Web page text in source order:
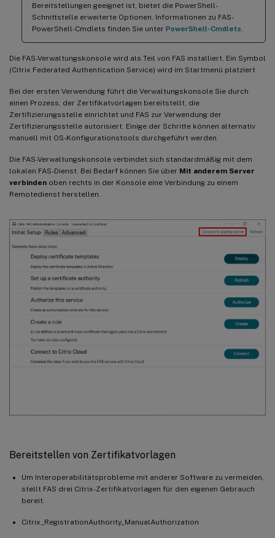
Bereitstellungen geeignet ist, bietet die PowerShell-
Schnittstelle erweiterte Optionen. Informationen zu FAS-
PowerShell-Cmdlets finden Sie unter PowerShell-Cmdlets
Die FAS-Verwaltungskonsole wird als Teil von FAS installiert. Ein Symbol
(Citrix Federated Authentication Service) wird im Startmenü platziert.
Bei der ersten Verwendung führt die Verwaltungskonsole Sie durch
einen Prozess, der Zertifikatvorlagen bereitstellt, die
Zertifizierungsstelle einrichtet und FAS zur Verwendung der
Zertifizierungsstelle autorisiert. Einige der Schritte können alternativ
manuell mit OS-Konfigurationstools durchgeführt werden.
Die FAS-Verwaltungskonsole verbindet sich standardmäßig mit dem
lokalen FAS-Dienst. Bei Bedarf können Sie über Mit anderem Server
verbinden oben rechts in der Konsole eine Verbindung zu einem
Remotedienst herstellen.
Bereitstellen von Zertifikatvorlagen
Um Interoperabilitätsprobleme mit anderer Software zu vermeiden,
stellt FAS drei Citrix-Zertifikatvorlagen für den eigenen Gebrauch
bereit.
Citrix_RegistrationAuthority_ManualAuthorization